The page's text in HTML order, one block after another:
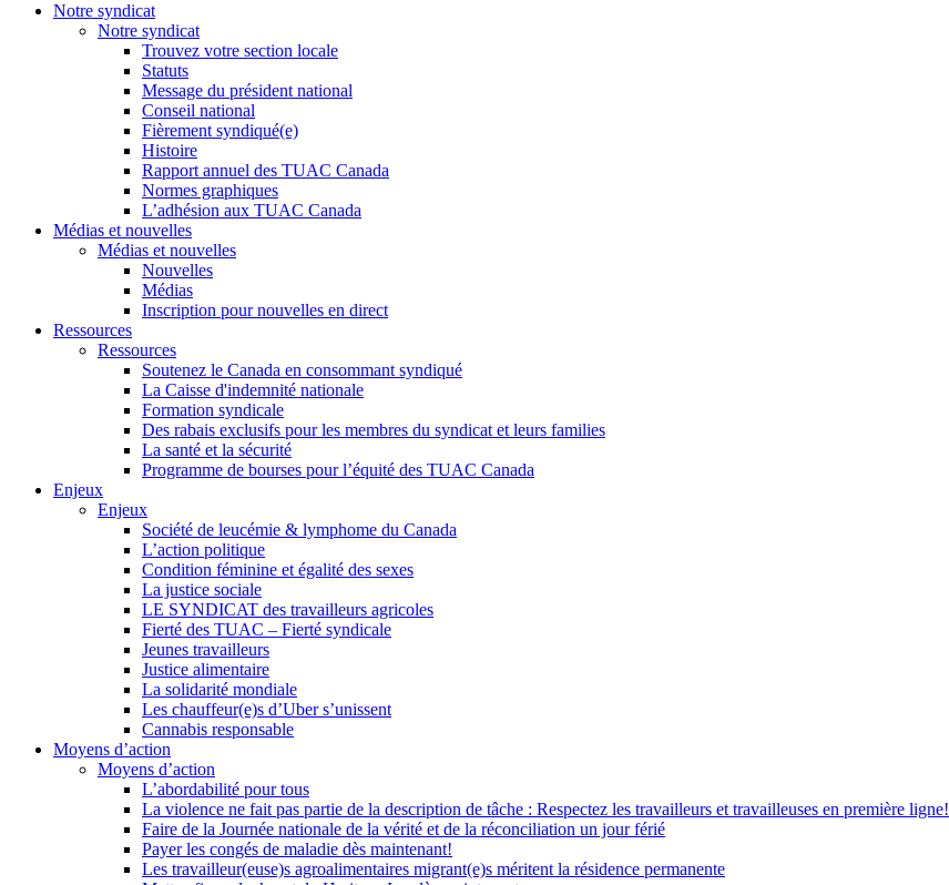
Notre syndicat
Notre syndicat
Trouvez votre section locale
Statuts
Message du président national
Conseil national
Fièrement syndiqué(e)
Histoire
Rapport annuel des TUAC Canada
Normes graphiques
L’adhésion aux TUAC Canada
Médias et nouvelles
Médias et nouvelles
Nouvelles
Médias
Inscription pour nouvelles en direct
Ressources
Ressources
Soutenez le Canada en consommant syndiqué
La Caisse d'indemnité nationale
Formation syndicale
Des rabais exclusifs pour les membres du syndicat et leurs families
La santé et la sécurité
Programme de bourses pour l’équité des TUAC Canada
Enjeux
Enjeux
Société de leucémie & lymphome du Canada
L’action politique
Condition féminine et égalité des sexes
La justice sociale
LE SYNDICAT des travailleurs agricoles
Fierté des TUAC – Fierté syndicale
Jeunes travailleurs
Justice alimentaire
La solidarité mondiale
Les chauffeur(e)s d’Uber s’unissent
Cannabis responsable
Moyens d’action
Moyens d’action
L’abordabilité pour tous
La violence ne fait pas partie de la description de tâche : Respectez les travailleurs et travailleuses en première ligne!
Faire de la Journée nationale de la vérité et de la réconciliation un jour férié
Payer les congés de maladie dès maintenant!
Les travailleur(euse)s agroalimentaires migrant(e)s méritent la résidence permanente